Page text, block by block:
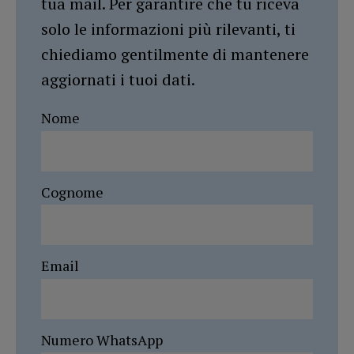
solo le informazioni più rilevanti, ti
chiediamo gentilmente di mantenere
aggiornati i tuoi dati.
Nome
Cognome
Email
Numero WhatsApp